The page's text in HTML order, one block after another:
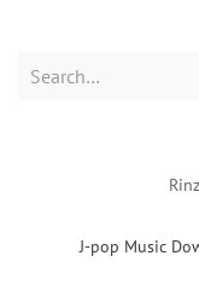
Search
J-pop Music